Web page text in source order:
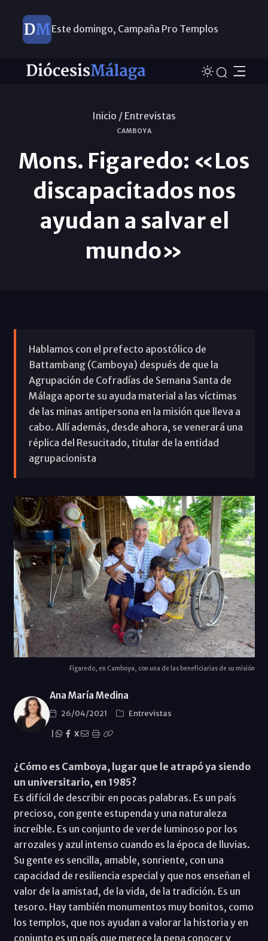
Este domingo, Campaña Pro Templos
Inicio / Entrevistas
CAMBOYA
Mons. Figaredo: «Los
discapacitados nos
ayudan a salvar el
mundo»
Hablamos con el prefecto apostólico de
Battambang (Camboya) después de que la
Agrupación de Cofradías de Semana Santa de
Málaga aporte su ayuda material a las víctimas
de las minas antipersona en la misión que lleva a
cabo. Allí además, desde ahora, se venerará una
réplica del Resucitado, titular de la entidad
agrupacionista
Figaredo, en Camboya, con una de las beneficiarias de su misión
Ana María Medina
26/04/2021
Entrevistas
X
¿Cómo es Camboya, lugar que le atrapó ya siendo
un universitario, en 1985?
Es difícil de describir en pocas palabras. Es un país
precioso, con gente estupenda y una naturaleza
increíble. Es un conjunto de verde luminoso por los
arrozales y azul intenso cuando es la época de lluvias.
Su gente es sencilla, amable, sonriente, con una
capacidad de resiliencia especial y que nos enseñan el
valor de la amistad, de la vida, de la tradición. Es un
tesoro. Hay también monumentos muy bonitos, como
los templos, que nos ayudan a valorar la historia y en
conjunto es un país que merece la pena conocer y